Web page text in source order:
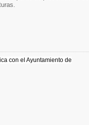
con el Ayuntamiento de